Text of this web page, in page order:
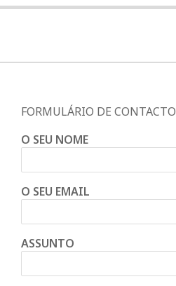
FORMULÁRIO DE CONTACTO
O SEU NOME
O SEU EMAIL
ASSUNTO